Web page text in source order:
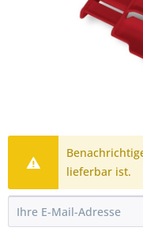
lieferbar ist.